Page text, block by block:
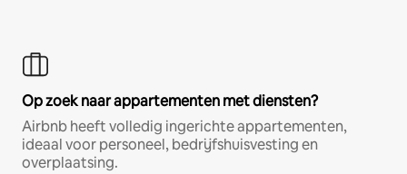
Op zoek naar appartementen met diensten?
Airbnb heeft volledig ingerichte appartementen,
ideaal voor personeel, bedrijfshuisvesting en
overplaatsing.